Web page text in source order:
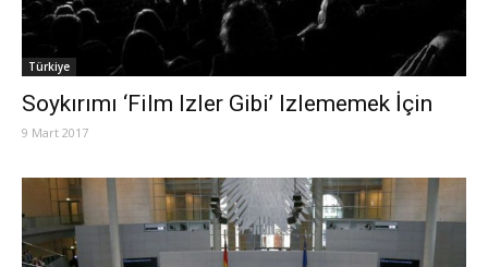
Türkiye
Soykırımı ‘Film Izler Gibi’ Izlememek İçin
9 Mart 2017